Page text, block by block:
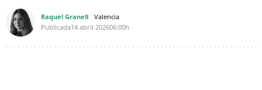
Raquel Granell
Valencia
Publicada14 abril 202606:00h